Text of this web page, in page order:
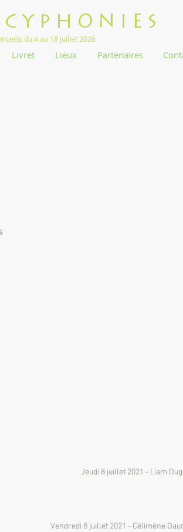
du 4 au 18 juillet 2026
Livret Lieux Partenaires
Jeudi 8 juillet 2021 - Liam
Vendredi 8 juillet 2021 - Célimène